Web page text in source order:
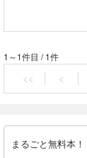
1～1件目 /1件
<< <
まるごと無料本！